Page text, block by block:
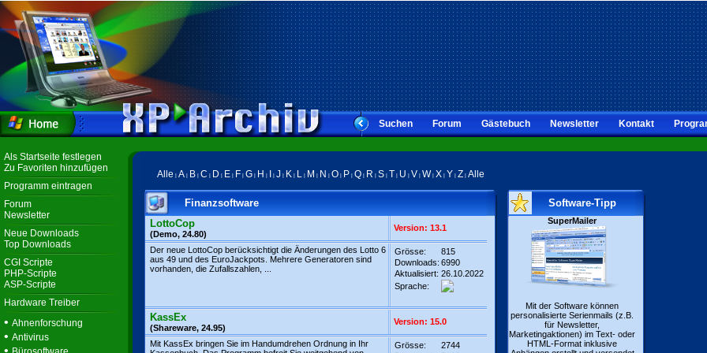
Suchen Forum Gästebuch Newsletter Kontakt
Als Startseite festlegen
Zu Favoriten hinzufügen
Programm eintragen
Forum
Newsletter
Neue Downloads
Top Downloads
CGI Scripte
PHP-Scripte
ASP-Scripte
Hardware Treiber
• Ahnenforschung
• Antivirus
•
Alle A B C D E F G H J K L M N O P Q R S T U V W X Y Z Alle
Finanzsoftware
LottoCop
(Demo, 24.80)
Version: 13.1
Der neue LottoCop berücksichtigt die Änderungen des Lotto 6
aus 49 und des EuroJackpots. Mehrere Generatoren sind
vorhanden, die Zufallszahlen, ...
Grösse:
815
Downloads: 6990
Aktualisiert: 26.10.2022
Sprache:
KassEx
(Shareware, 24.95)
Version: 15.0
Mit KassEx bringen Sie im Handumdrehen Ordnung in Ihr
Grösse:
2744
Software-Tipp
SuperMailer
Mit der Software können
personalisierte Serienmails (z.B.
für Newsletter,
Marketingaktionen) im Text- oder
HTML-Format inklusive